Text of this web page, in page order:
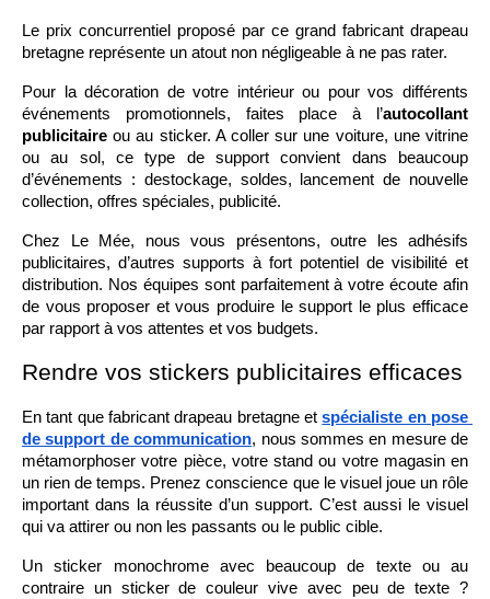
Le prix concurrentiel proposé par ce grand fabricant drapeau
bretagne représente un atout non négligeable à ne pas rater.
Pour la décoration de votre intérieur ou pour vos différents
événements promotionnels, faites place à l’autocollant
publicitaire ou au sticker. A coller sur une voiture, une vitrine
ou au sol, ce type de support convient dans beaucoup
d’événements : destockage, soldes, lancement de nouvelle
collection, offres spéciales, publicité.
Chez Le Mée, nous vous présentons, outre les adhésifs
publicitaires, d’autres supports à fort potentiel de visibilité et
distribution. Nos équipes sont parfaitement à votre écoute afin
de vous proposer et vous produire le support le plus efficace
par rapport à vos attentes et vos budgets.
Rendre vos stickers publicitaires efficaces
En tant que fabricant drapeau bretagne et spécialiste en pose
de support de communication, nous sommes en mesure de
métamorphoser votre pièce, votre stand ou votre magasin en
un rien de temps. Prenez conscience que le visuel joue un rôle
important dans la réussite d’un support. C’est aussi le visuel
qui va attirer ou non les passants ou le public cible.
Un sticker monochrome avec beaucoup de texte ou au
contraire un sticker de couleur vive avec peu de texte ?